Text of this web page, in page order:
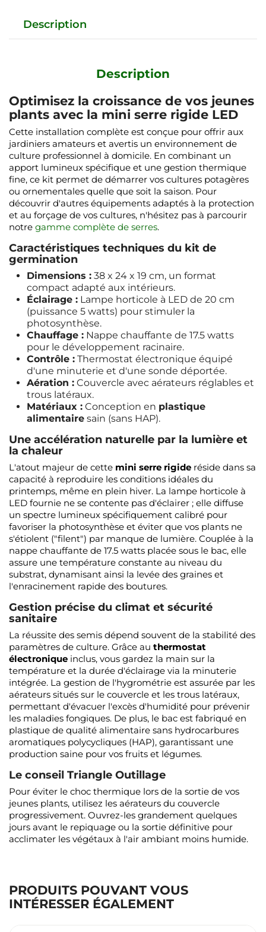
Description
Description
Optimisez la croissance de vos jeunes
plants avec la mini serre rigide LED
Cette installation complète est conçue pour offrir aux
jardiniers amateurs et avertis un environnement de
culture professionnel à domicile. En combinant un
apport lumineux spécifique et une gestion thermique
fine, ce kit permet de démarrer vos cultures potagères
ou ornementales quelle que soit la saison. Pour
découvrir d'autres équipements adaptés à la protection
et au forçage de vos cultures, n'hésitez pas à parcourir
notre gamme complète de serres.
Caractéristiques techniques du kit de
germination
Dimensions : 38 x 24 x 19 cm, un format
compact adapté aux intérieurs.
Éclairage : Lampe horticole à LED de 20 cm
(puissance 5 watts) pour stimuler la
photosynthèse.
Chauffage : Nappe chauffante de 17.5 watts
pour le développement racinaire.
Contrôle : Thermostat électronique équipé
d'une minuterie et d'une sonde déportée.
Aération : Couvercle avec aérateurs réglables et
trous latéraux.
Matériaux : Conception en plastique
alimentaire sain (sans HAP).
Une accélération naturelle par la lumière et
la chaleur
L'atout majeur de cette mini serre rigide réside dans sa
capacité à reproduire les conditions idéales du
printemps, même en plein hiver. La lampe horticole à
LED fournie ne se contente pas d'éclairer ; elle diffuse
un spectre lumineux spécifiquement calibré pour
favoriser la photosynthèse et éviter que vos plants ne
s'étiolent ("filent") par manque de lumière. Couplée à la
nappe chauffante de 17.5 watts placée sous le bac, elle
assure une température constante au niveau du
substrat, dynamisant ainsi la levée des graines et
l'enracinement rapide des boutures.
Gestion précise du climat et sécurité
sanitaire
La réussite des semis dépend souvent de la stabilité des
paramètres de culture. Grâce au thermostat
électronique inclus, vous gardez la main sur la
température et la durée d'éclairage via la minuterie
intégrée. La gestion de l'hygrométrie est assurée par les
aérateurs situés sur le couvercle et les trous latéraux,
permettant d'évacuer l'excès d'humidité pour prévenir
les maladies fongiques. De plus, le bac est fabriqué en
plastique de qualité alimentaire sans hydrocarbures
aromatiques polycycliques (HAP), garantissant une
production saine pour vos fruits et légumes.
Le conseil Triangle Outillage
Pour éviter le choc thermique lors de la sortie de vos
jeunes plants, utilisez les aérateurs du couvercle
progressivement. Ouvrez-les grandement quelques
jours avant le repiquage ou la sortie définitive pour
acclimater les végétaux à l'air ambiant moins humide.
PRODUITS POUVANT VOUS
INTÉRESSER ÉGALEMENT